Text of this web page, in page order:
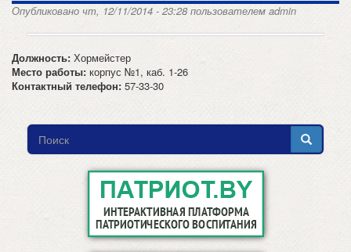
Опубликовано чт, 12/11/2014 - 23:28 пользователем admin
Должность: Хормейстер
Место работы: корпус №1, каб. 1-26
Контактный телефон: 57-33-30
Форма
поиска